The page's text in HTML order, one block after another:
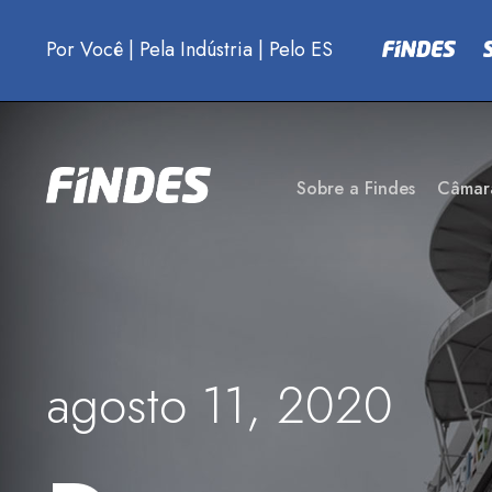
Por Você | Pela Indústria | Pelo ES
Sobre a Findes
agosto 11, 2020